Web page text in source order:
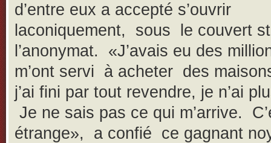
d’entre eux a accepté s’ouvrir
laconiquement, sous le couvert
l’anonymat. «J’avais eu des
m’ont servi à acheter des
j’ai fini par tout revendre, je n’ai
Je ne sais pas ce qui m’arrive.
étrange», a confié ce gagnant